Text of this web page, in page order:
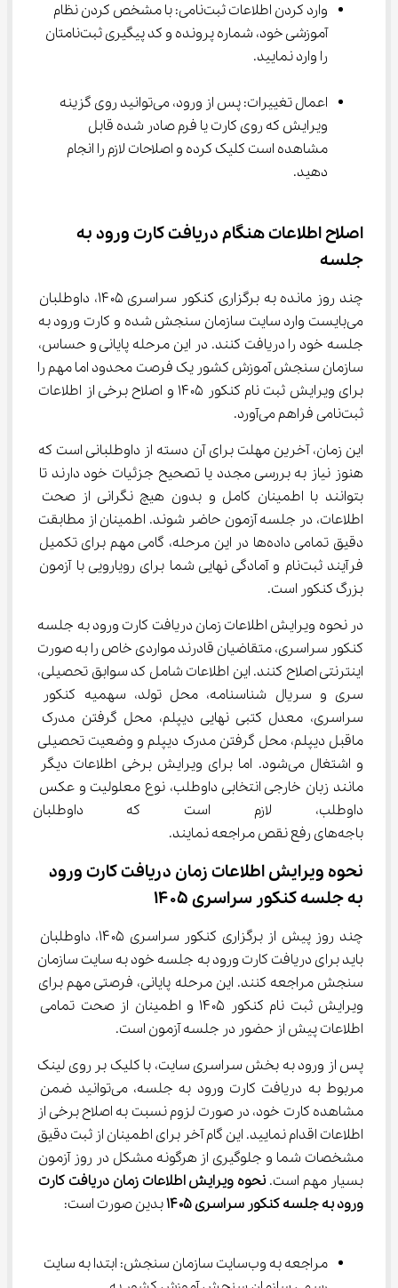
وارد کردن اطلاعات ثبت‌نامی: با مشخص کردن نظام
آموزشی خود، شماره پرونده و کد پیگیری ثبت‌نامتان
را وارد نمایید.
اعمال تغییرات: پس از ورود، می‌توانید روی گزینه
ویرایش که روی کارت یا فرم صادر شده قابل
مشاهده است کلیک کرده و اصلاحات لازم را انجام
دهید.
اصلاح اطلاعات هنگام دریافت کارت ورود به
جلسه
چند روز مانده به برگزاری کنکور سراسری ۱۴۰۵، داوطلبان
می‌بایست وارد سایت سازمان سنجش شده و کارت ورود به
جلسه خود را دریافت کنند. در این مرحله پایانی و حساس،
سازمان سنجش آموزش کشور یک فرصت محدود اما مهم را
برای ویرایش ثبت نام کنکور ۱۴۰۵ و اصلاح برخی از اطلاعات
ثبت‌نامی فراهم می‌آورد.
این زمان، آخرین مهلت برای آن دسته از داوطلبانی است که
هنوز نیاز به بررسی مجدد یا تصحیح جزئیات خود دارند تا
بتوانند با اطمینان کامل و بدون هیچ نگرانی از صحت
اطلاعات، در جلسه آزمون حاضر شوند. اطمینان از مطابقت
دقیق تمامی داده‌ها در این مرحله، گامی مهم برای تکمیل
فرآیند ثبت‌نام و آمادگی نهایی شما برای رویارویی با آزمون
بزرگ کنکور است.
در نحوه ویرایش اطلاعات زمان دریافت کارت ورود به جلسه
کنکور سراسری، متقاضیان قادرند مواردی خاص را به صورت
اینترنتی اصلاح کنند. این اطلاعات شامل کد سوابق تحصیلی،
سری و سریال شناسنامه، محل تولد، سهمیه کنکور
سراسری، معدل کتبی نهایی دیپلم، محل گرفتن مدرک
ماقبل دیپلم، محل گرفتن مدرک دیپلم و وضعیت تحصیلی
و اشتغال می‌شود. اما برای ویرایش برخی اطلاعات دیگر
مانند زبان خارجی انتخابی داوطلب، نوع معلولیت و عکس
داوطلب، لازم است که
باجه‌های رفع نقص مراجعه نمایند.
نحوه ویرایش اطلاعات زمان دریافت کارت ورود
به جلسه کنکور سراسری ۱۴۰۵
چند روز پیش از برگزاری کنکور سراسری ۱۴۰۵، داوطلبان
باید برای دریافت کارت ورود به جلسه خود به سایت سازمان
سنجش مراجعه کنند. این مرحله پایانی، فرصتی مهم برای
ویرایش ثبت نام کنکور ۱۴۰۵ و اطمینان از صحت تمامی
اطلاعات پیش از حضور در جلسه آزمون است.
پس از ورود به بخش سراسری سایت، با کلیک بر روی لینک
مربوط به دریافت کارت ورود به جلسه، می‌توانید ضمن
مشاهده کارت خود، در صورت لزوم نسبت به اصلاح برخی از
اطلاعات اقدام نمایید. این گام آخر برای اطمینان از ثبت دقیق
مشخصات شما و جلوگیری از هرگونه مشکل در روز آزمون
بسیار مهم است. نحوه ویرایش اطلاعات زمان دریافت کارت
ورود به جلسه کنکور سراسری ۱۴۰۵
بدین صورت است:
مراجعه به وب‌سایت سازمان سنجش: ابتدا به سایت